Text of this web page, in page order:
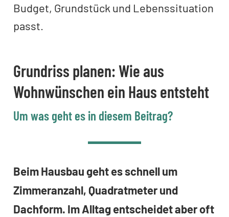
Budget, Grundstück und Lebenssituation
passt.
Grundriss planen: Wie aus
Wohnwünschen ein Haus entsteht
Um was geht es in diesem Beitrag?
Beim Hausbau geht es schnell um
Zimmeranzahl, Quadratmeter und
Dachform. Im Alltag entscheidet aber oft